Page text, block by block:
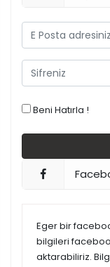
Beni Hatırla !
Eger bir
bilgileri
aktarabiliriz.